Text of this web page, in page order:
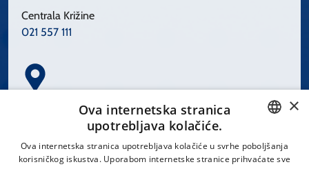
Centrala Križine
021 557 111
Spinčićeva 1, 21000 Split
CROATIAN
×
Ova internetska stranica
upotrebljava kolačiće.
Ova internetska stranica upotrebljava kolačiće u svrhe poboljšanja
korisničkog iskustva. Uporabom internetske stranice prihvaćate sve